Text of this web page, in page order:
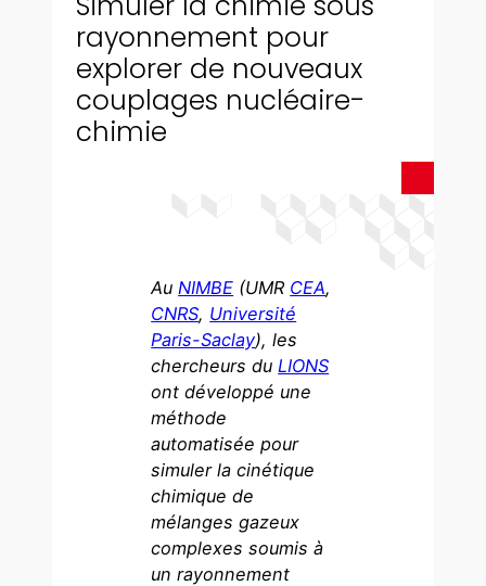
rayonnement pour
explorer de nouveaux
couplages nucléaire-
chimie
Au NIMBE (UMR CEA,
CNRS, Université
Paris-Saclay), les
chercheurs du LIONS
ont développé une
méthode
automatisée pour
simuler la cinétique
chimique de
mélanges gazeux
complexes soumis à
un rayonnement